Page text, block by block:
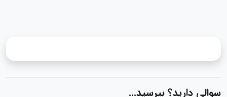
سوالی دارید؟ بپرسید...